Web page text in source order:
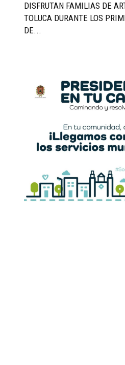
DISFRUTAN FAMILIAS DE
TOLUCA DURANTE LOS
DE...